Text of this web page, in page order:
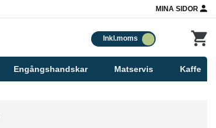
MINA SIDOR
Inkl.moms
Engångshandskar Matservis Kaffe